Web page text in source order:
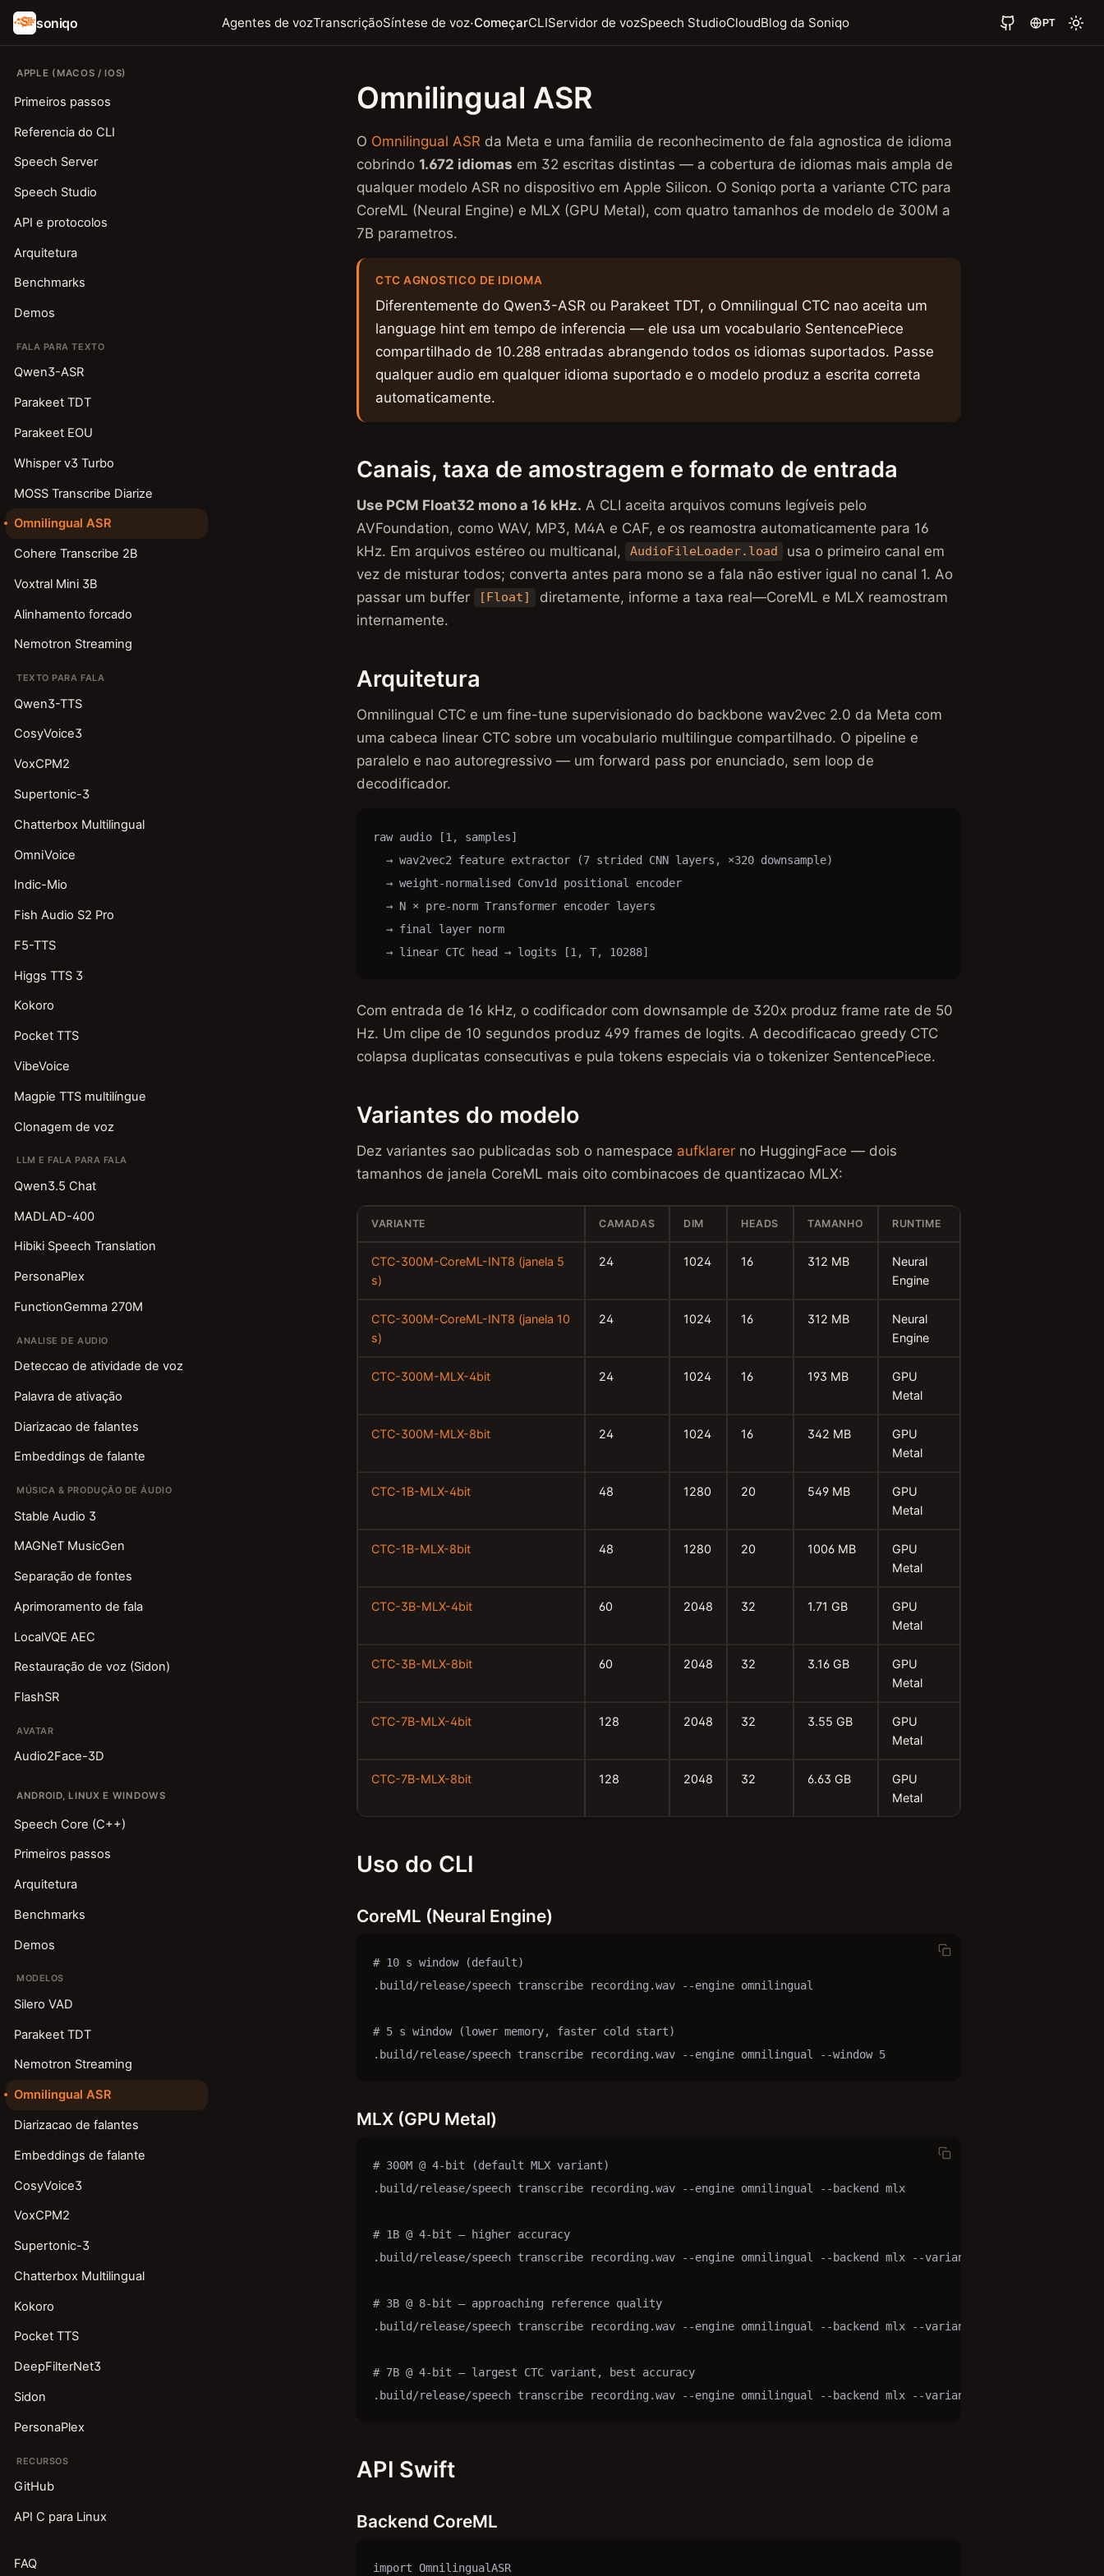
soniqo Agentes de vozTranscriçãoSíntese de voz·ComeçarCLIServidor de vozSpeech StudioCloudBlog da Soniqo PT
APPLE (MACOS / IOS)
Primeiros passos
Referencia do CLI
Speech Server
Speech Studio
API e protocolos
Arquitetura
Benchmarks
Demos
FALA PARA TEXTO
Qwen3-ASR
Parakeet TDT
Parakeet EOU
Whisper v3 Turbo
MOSS Transcribe Diarize
Omnilingual ASR
Cohere Transcribe 2B
Voxtral Mini 3B
Alinhamento forcado
Nemotron Streaming
TEXTO PARA FALA
Qwen3-TTS
CosyVoice3
VoxCPM2
Supertonic-3
Chatterbox Multilingual
OmniVoice
Indic-Mio
Fish Audio S2 Pro
F5-TTS
Higgs TTS 3
Kokoro
Pocket TTS
VibeVoice
Magpie TTS multilíngue
Clonagem de voz
LLM E FALA PARA FALA
Qwen3.5 Chat
MADLAD-400
Hibiki Speech Translation
PersonaPlex
FunctionGemma 270M
ANALISE DE AUDIO
Deteccao de atividade de voz
Palavra de ativação
Diarizacao de falantes
Embeddings de falante
MÚSICA & PRODUÇÃO DE ÁUDIO
Stable Audio 3
MAGNeT MusicGen
Separação de fontes
Aprimoramento de fala
LocalVQE AEC
Restauração de voz (Sidon)
FlashSR
AVATAR
Audio2Face-3D
ANDROID, LINUX E WINDOWS
Speech Core (C++)
Primeiros passos
Arquitetura
Benchmarks
Demos
MODELOS
Silero VAD
Parakeet TDT
Nemotron Streaming
Omnilingual ASR
Diarizacao de falantes
Embeddings de falante
CosyVoice3
VoxCPM2
Supertonic-3
Chatterbox Multilingual
Kokoro
Pocket TTS
DeepFilterNet3
Sidon
PersonaPlex
RECURSOS
GitHub
API C para Linux
FAQ
Omnilingual ASR
O Omnilingual ASR da Meta e uma familia de reconhecimento de fala agnostica de idioma
cobrindo 1.672 idiomas em 32 escritas distintas — a cobertura de idiomas mais ampla de
qualquer modelo ASR no dispositivo em Apple Silicon. O Soniqo porta a variante CTC para
CoreML (Neural Engine) e MLX (GPU Metal), com quatro tamanhos de modelo de 300M a
7B parametros.
CTC AGNOSTICO DE IDIOMA
Diferentemente do Qwen3-ASR ou Parakeet TDT, o Omnilingual CTC nao aceita um
language hint em tempo de inferencia — ele usa um vocabulario SentencePiece
compartilhado de 10.288 entradas abrangendo todos os idiomas suportados. Passe
qualquer audio em qualquer idioma suportado e o modelo produz a escrita correta
automaticamente.
Canais, taxa de amostragem e formato de entrada
Use PCM Float32 mono a 16 kHz. A CLI aceita arquivos comuns legíveis pelo
AVFoundation, como WAV, MP3, M4A e CAF, e os reamostra automaticamente para 16
kHz. Em arquivos estéreo ou multicanal,
AudioFileLoader.load
usa o primeiro canal em
vez de misturar todos; converta antes para mono se a fala não estiver igual no canal 1. Ao
passar um buffer
[Float]
diretamente, informe a taxa real—CoreML e MLX reamostram
internamente.
Arquitetura
Omnilingual CTC e um fine-tune supervisionado do backbone wav2vec 2.0 da Meta com
uma cabeca linear CTC sobre um vocabulario multilingue compartilhado. O pipeline e
paralelo e nao autoregressivo — um forward pass por enunciado, sem loop de
decodificador.
raw audio [1, samples]
  → wav2vec2 feature extractor (7 strided CNN layers, ×320 downsample)
  → weight-normalised Conv1d positional encoder
  → N × pre-norm Transformer encoder layers
  → final layer norm
  → linear CTC head → logits [1, T, 10288]
Com entrada de 16 kHz, o codificador com downsample de 320x produz frame rate de 50
Hz. Um clipe de 10 segundos produz 499 frames de logits. A decodificacao greedy CTC
colapsa duplicatas consecutivas e pula tokens especiais via o tokenizer SentencePiece.
Variantes do modelo
Dez variantes sao publicadas sob o namespace aufklarer no HuggingFace — dois
tamanhos de janela CoreML mais oito combinacoes de quantizacao MLX:
VARIANTE CAMADAS DIM HEADS TAMANHO RUNTIME
CTC-300M-CoreML-INT8 (janela 5
s)
24 1024 16 312 MB
Neural
Engine
CTC-300M-CoreML-INT8 (janela 10
s)
24 1024 16 312 MB
Neural
Engine
CTC-300M-MLX-4bit 24 1024 16 193 MB
GPU
Metal
CTC-300M-MLX-8bit 24 1024 16 342 MB
GPU
Metal
CTC-1B-MLX-4bit 48 1280 20 549 MB
GPU
Metal
CTC-1B-MLX-8bit 48 1280 20 1006 MB
GPU
Metal
CTC-3B-MLX-4bit 60 2048 32 1.71 GB
GPU
Metal
CTC-3B-MLX-8bit 60 2048 32 3.16 GB
GPU
Metal
CTC-7B-MLX-4bit 128 2048 32 3.55 GB
GPU
Metal
CTC-7B-MLX-8bit 128 2048 32 6.63 GB
GPU
Metal
Uso do CLI
CoreML (Neural Engine)
# 10 s window (default)
.build/release/speech transcribe recording.wav --engine omnilingual
# 5 s window (lower memory, faster cold start)
.build/release/speech transcribe recording.wav --engine omnilingual --window 5
MLX (GPU Metal)
# 300M @ 4-bit (default MLX variant)
.build/release/speech transcribe recording.wav --engine omnilingual --backend mlx
# 1B @ 4-bit — higher accuracy
.build/release/speech transcribe recording.wav --engine omnilingual --backend mlx --variant 1B
# 3B @ 8-bit — approaching reference quality
.build/release/speech transcribe recording.wav --engine omnilingual --backend mlx --variant 3B --bits 8
# 7B @ 4-bit — largest CTC variant, best accuracy
.build/release/speech transcribe recording.wav --engine omnilingual --backend mlx --variant 7B
API Swift
Backend CoreML
import OmnilingualASR